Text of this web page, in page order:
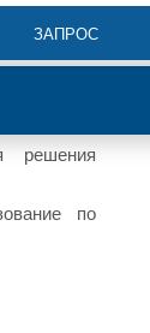
ЗАПРОС
решения
по